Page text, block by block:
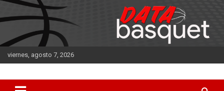
Saltar
al
contenido
viernes, agosto 7, 2026
DATA Basquet